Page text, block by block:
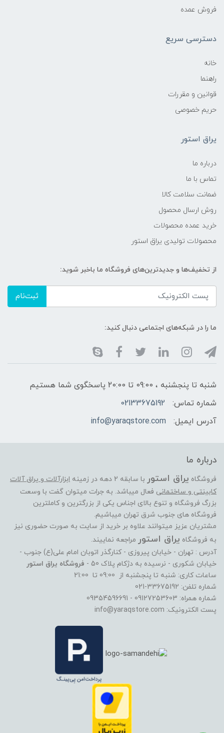
فروش عمده
دسترسی سریع
خانه
راهنما
قوانین و مقررات
حریم خصوصی
یراق استور
درباره ما
تماس با ما
ضمانت سلامت کالا
روش ارسال محصول
خرید عمده محصولات
محصولات تولیدی یراق استور
از تخفیف‌ها و جدیدترین‌های فروشگاه ما باخبر شوید:
ثبت‌نام
ما را در شبکه‌های اجتماعی دنبال کنید:
شنبه تا پنجشنبه ، 09:00 تا 20:00 پاسخگوی شما هستیم
شماره تماس:
02133675192
آدرس ایمیل:
info@yaraqstore.com
درباره ما
فروشگاه یراق استور با سابقه 2 دهه در زمینه
ابزارآلات و یراق آلات
کابینتی و ساختمانی فعال میباشد. به جرات میتوان گفت با وسعت
بزرگ فروشگاه و تنوع بالای اجناس یکی از بزرگترین و کاملترین
فروشگاه های جنوب شرق تهران میباشیم.
مشتریان عزیز میتوانند علاوه بر خرید از سایت به صورت حضوری نیز
به فروشگاه یراق استور مراجعه نماییند.
آدرس : تهران - خیابان پیروزی - کنارگذر اتوبان امام علی(ع) جنوب -
خیابان شکوری - نرسیده به دژکام پلاک 50 -
فروشگاه یراق استور
ساعات کاری: شنبه تا پنجشنبه از 09:00 تا 21:00
شماره تلفن: 33675192-021
شماره همراه: 09127253603 - 09354596691
پست الکترونیک: info@yaraqstore.com